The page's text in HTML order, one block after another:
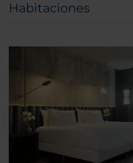
Habitaciones